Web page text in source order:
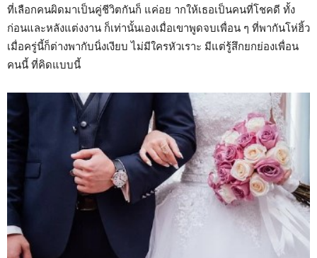
ที่เลือกคนผิดมาเป็นคู่ชีวิตกันก็ แค่อย ากให้เธอเป็นคนที่โชคดี ทั้ง
ก่อนและหลังแต่งงาน ก็เท่านั้นเองเมื่อเขาพูดจบเพื่อน ๆ ที่พากันโห่ฮิ้ว
เมื่อครู่นี้ก็ต่างพากับนิ่งเงียบ ไม่มีใครหัวเราะ มีแต่รู้สึกยกย่องเพื่อน
คนนี้ ที่คิดแบบนี้